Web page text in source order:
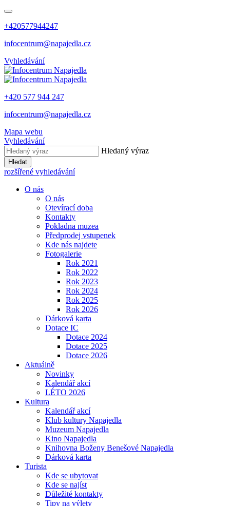
+420577944247
infocentrum@napajedla.cz
Vyhledávání
+420 577 944 247
infocentrum@napajedla.cz
Mapa webu
Vyhledávání
Hledaný výraz
Hledat
rozšířené vyhledávání
O nás
O nás
Otevírací doba
Kontakty
Pokladna muzea
Předprodej vstupenek
Kde nás najdete
Fotogalerie
Rok 2021
Rok 2022
Rok 2023
Rok 2024
Rok 2025
Rok 2026
Dárková karta
Dotace IC
Dotace 2024
Dotace 2025
Dotace 2026
Aktuálně
Novinky
Kalendář akcí
LÉTO 2026
Kultura
Kalendář akcí
Klub kultury Napajedla
Muzeum Napajedla
Kino Napajedla
Knihovna Boženy Benešové Napajedla
Dárková karta
Turista
Kde se ubytovat
Kde se najíst
Důležité kontakty
Tipy na výlety